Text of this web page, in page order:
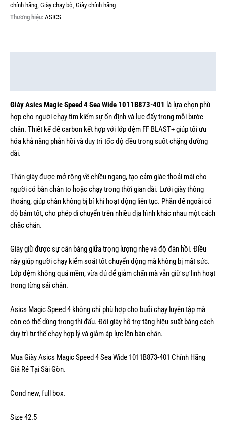
chính hãng Giày chạy bộ Giày chính hãng
Thương hiệu: ASICS
Giày Asics Magic Speed 4 Sea Wide 1011B873-401 là lựa chọn phù
hợp cho người chạy tìm kiếm sự ổn định và lực đẩy trong mỗi bước
chân. Thiết kế đế carbon kết hợp với lớp đệm FF BLAST+ giúp tối ưu
hóa khả năng phản hồi và duy trì tốc độ đều trong suốt chặng đường
dài.
Thân giày được mở rộng về chiều ngang, tạo cảm giác thoải mái cho
người có bàn chân to hoặc chạy trong thời gian dài. Lưới giày thông
thoáng, giúp chân không bị bí khi hoạt động liên tục. Phần đế ngoài có
độ bám tốt, cho phép di chuyển trên nhiều địa hình khác nhau một cách
chắc chắn.
Giày giữ được sự cân bằng giữa trọng lượng nhẹ và độ đàn hồi. Điều
này giúp người chạy kiểm soát tốt chuyển động mà không bị mất sức.
Lớp đệm không quá mềm, vừa đủ để giảm chấn mà vẫn giữ sự linh hoạt
trong từng sải chân.
Asics Magic Speed 4 không chỉ phù hợp cho buổi chạy luyện tập mà
còn có thể dùng trong thi đấu. Đôi giày hỗ trợ tăng hiệu suất bằng cách
duy trì tư thế chạy hợp lý và giảm áp lực lên bàn chân.
Mua Giày Asics Magic Speed 4 Sea Wide 1011B873-401 Chính Hãng
Giá Rẻ Tại Sài Gòn.
Cond new, full box.
Size 42.5